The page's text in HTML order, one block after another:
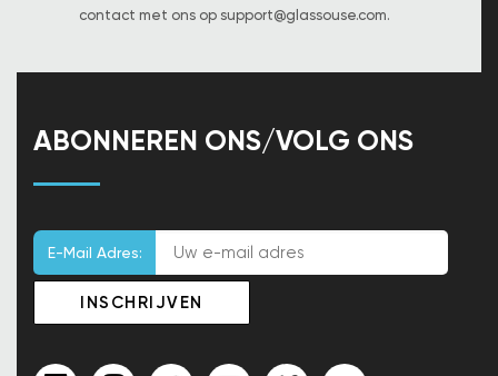
contact met ons op support@glassouse.com.
ABONNEREN ONS/VOLG ONS
E-Mail Adres: